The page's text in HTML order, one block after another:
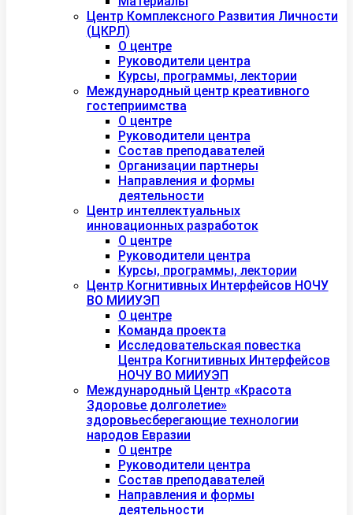
Центр Комплексного Развития Личности
(ЦКРЛ)
О центре
Руководители центра
Курсы, программы, лектории
Международный центр креативного
гостеприимства
О центре
Руководители центра
Состав преподавателей
Организации партнеры
Направления и формы
деятельности
Центр интеллектуальных
инновационных разработок
О центре
Руководители центра
Курсы, программы, лектории
Центр Когнитивных Интерфейсов НОЧУ
ВО МИИУЭП
О центре
Команда проекта
Исследовательская повестка
Центра Когнитивных Интерфейсов
НОЧУ ВО МИИУЭП
Международный Центр «Красота
Здоровье долголетие»
здоровьесберегающие технологии
народов Евразии
О центре
Руководители центра
Состав преподавателей
Направления и формы
деятельности